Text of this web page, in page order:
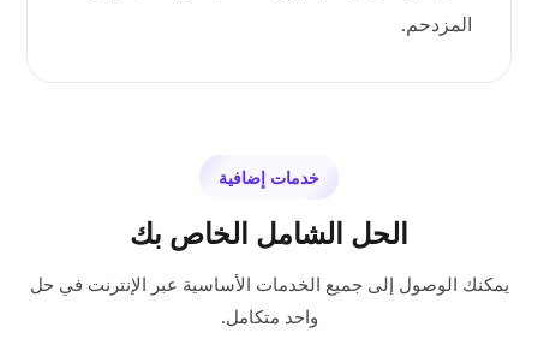
المزدحم.
خدمات إضافية
الحل الشامل الخاص بك
يمكنك الوصول إلى جميع الخدمات الأساسية عبر الإنترنت في حل
واحد متكامل.